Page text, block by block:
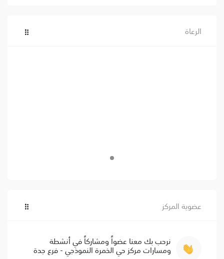
الرعاة
عضوية المركز
نرحب بك معنا عضواً ومشاركاً في أنشطة
ومسارات مركز حي الخمرة النموذجي - فرع جدة